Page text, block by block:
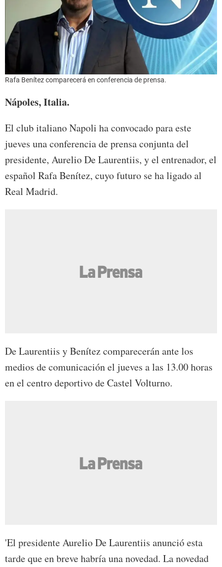
Rafa Benítez comparecerá en conferencia de prensa.
Nápoles, Italia.
El club italiano Napoli ha convocado para este
jueves una conferencia de prensa conjunta del
presidente, Aurelio De Laurentiis, y el entrenador, el
español Rafa Benítez, cuyo futuro se ha ligado al
Real Madrid.
De Laurentiis y Benítez comparecerán ante los
medios de comunicación el jueves a las 13.00 horas
en el centro deportivo de Castel Volturno.
'El presidente Aurelio De Laurentiis anunció esta
tarde que en breve habría una novedad. La novedad